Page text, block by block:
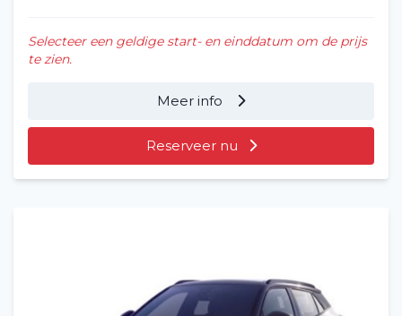
Selecteer een geldige start- en einddatum om de prijs
te zien.
Meer info
Reserveer nu